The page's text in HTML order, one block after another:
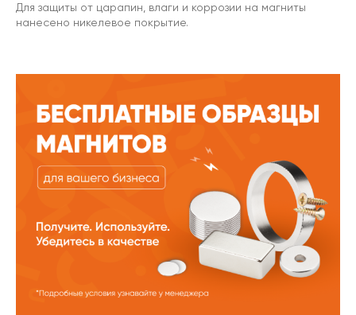
Для защиты от царапин, влаги и коррозии на магниты
нанесено никелевое покрытие.